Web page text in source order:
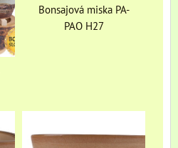
Bonsajová miska PA-
PAO H27